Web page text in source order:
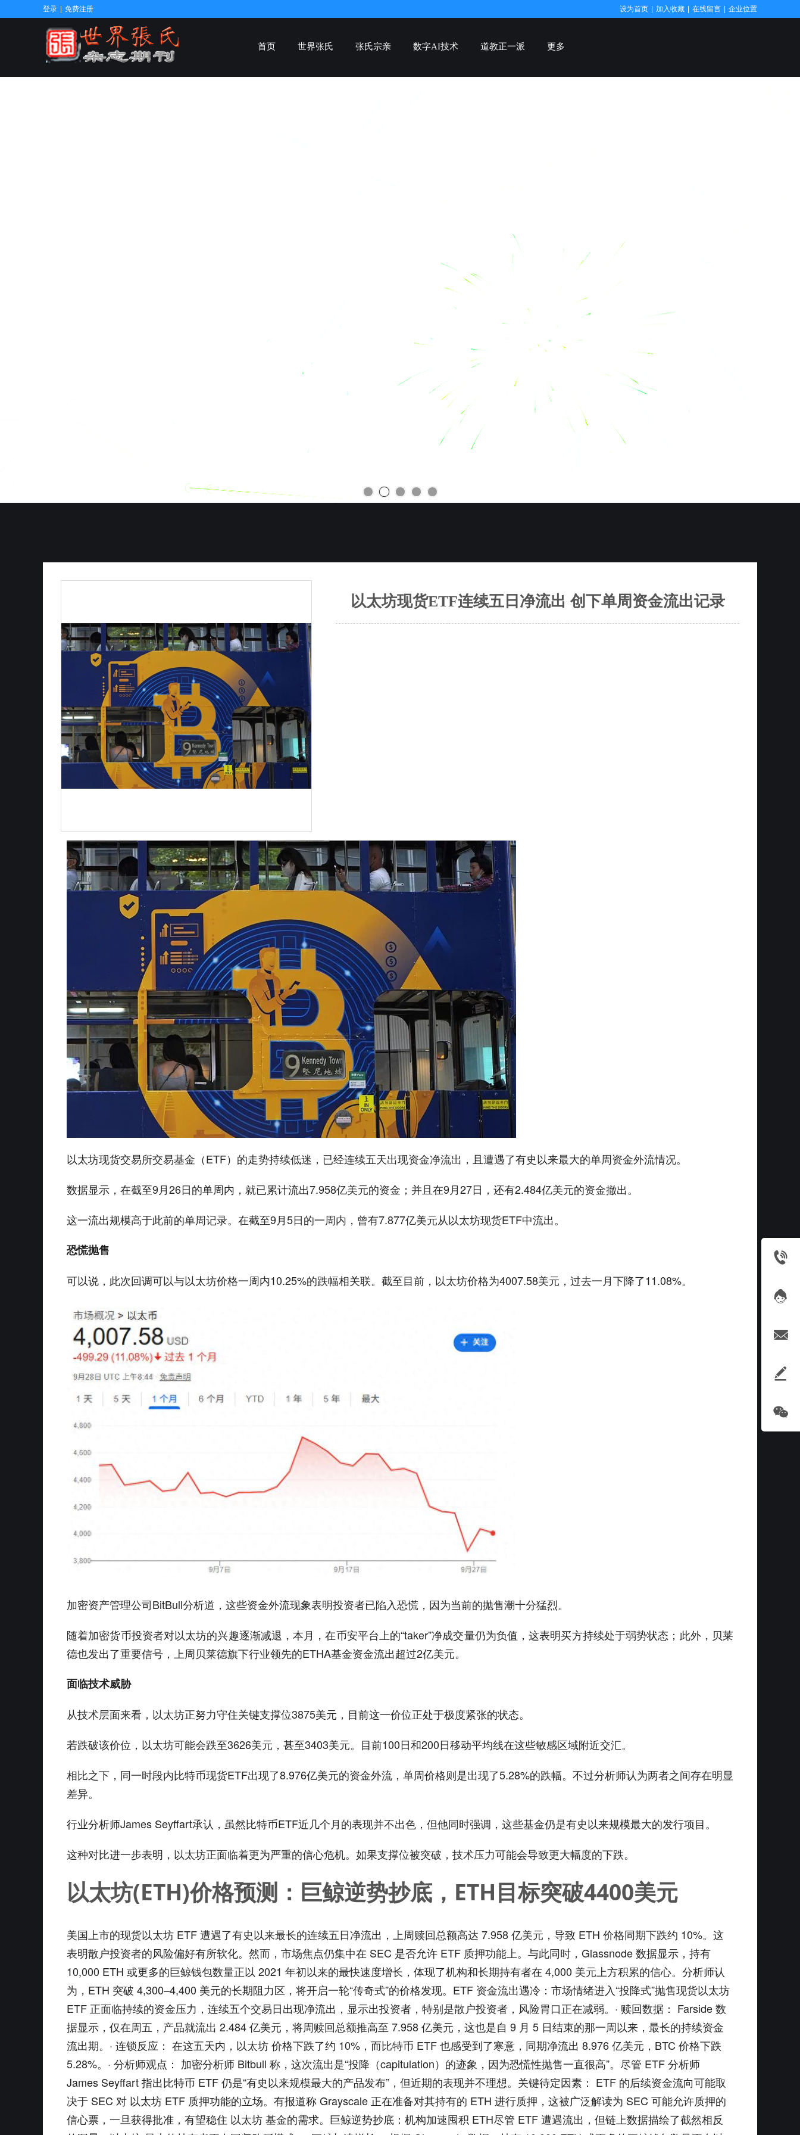
首页 世界张氏 张氏宗亲 数字AI技术 道教正一派 更多
登录 免费注册 设为首页 加入收藏 在线留言 企业位置
以太坊现货ETF连续五日净流出 创下单周资金流出记录
以太坊现货交易所交易基金（ETF）的走势持续低迷，已经连续五天出现资金净流出，且遭遇了有史以来最大的单周资金外流情况。
数据显示，在截至9月26日的单周内，就已累计流出7.958亿美元的资金；并且在9月27日，还有2.484亿美元的资金撤出。
这一流出规模高于此前的单周记录。在截至9月5日的一周内，曾有7.877亿美元从以太坊现货ETF中流出。
恐慌抛售
可以说，此次回调可以与以太坊价格一周内10.25%的跌幅相关联。截至目前，以太坊价格为4007.58美元，过去一月下降了11.08%。
加密资产管理公司BitBull分析道，这些资金外流现象表明投资者已陷入恐慌，因为当前的抛售潮十分猛烈。
随着加密货币投资者对以太坊的兴趣逐渐减退，本月，在币安平台上的“taker”净成交量仍为负值，这表明买方持续处于弱势状态；此外，贝莱
德也发出了重要信号，上周贝莱德旗下行业领先的ETHA基金资金流出超过2亿美元。
面临技术威胁
从技术层面来看，以太坊正努力守住关键支撑位3875美元，目前这一价位正处于极度紧张的状态。
若跌破该价位，以太坊可能会跌至3626美元，甚至3403美元。目前100日和200日移动平均线在这些敏感区域附近交汇。
相比之下，同一时段内比特币现货ETF出现了8.976亿美元的资金外流，单周价格则是出现了5.28%的跌幅。不过分析师认为两者之间存在明显
差异。
行业分析师James Seyffart承认，虽然比特币ETF近几个月的表现并不出色，但他同时强调，这些基金仍是有史以来规模最大的发行项目。
这种对比进一步表明，以太坊正面临着更为严重的信心危机。如果支撑位被突破，技术压力可能会导致更大幅度的下跌。
以太坊(ETH)价格预测：巨鲸逆势抄底，ETH目标突破4400美元
美国上市的现货以太坊 ETF 遭遇了有史以来最长的连续五日净流出，上周赎回总额高达 7.958 亿美元，导致 ETH 价格同期下跌约 10%。这
表明散户投资者的风险偏好有所软化。然而，市场焦点仍集中在 SEC 是否允许 ETF 质押功能上。与此同时，Glassnode 数据显示，持有
10,000 ETH 或更多的巨鲸钱包数量正以 2021 年初以来的最快速度增长，体现了机构和长期持有者在 4,000 美元上方积累的信心。分析师认
为，ETH 突破 4,300–4,400 美元的长期阻力区，将开启一轮“传奇式”的价格发现。ETF 资金流出遇冷：市场情绪进入“投降式”抛售现货以太坊
ETF 正面临持续的资金压力，连续五个交易日出现净流出，显示出投资者，特别是散户投资者，风险胃口正在减弱。· 赎回数据： Farside 数
据显示，仅在周五，产品就流出 2.484 亿美元，将周赎回总额推高至 7.958 亿美元，这也是自 9 月 5 日结束的那一周以来，最长的持续资金
流出期。· 连锁反应： 在这五天内，以太坊 价格下跌了约 10%，而比特币 ETF 也感受到了寒意，同期净流出 8.976 亿美元，BTC 价格下跌
5.28%。· 分析师观点： 加密分析师 Bitbull 称，这次流出是“投降（capitulation）的迹象，因为恐慌性抛售一直很高”。尽管 ETF 分析师
James Seyffart 指出比特币 ETF 仍是“有史以来规模最大的产品发布”，但近期的表现并不理想。关键待定因素： ETF 的后续资金流向可能取
决于 SEC 对 以太坊 ETF 质押功能的立场。有报道称 Grayscale 正在准备对其持有的 ETH 进行质押，这被广泛解读为 SEC 可能允许质押的
信心票，一旦获得批准，有望稳住 以太坊 基金的需求。巨鲸逆势抄底：机构加速囤积 ETH尽管 ETF 遭遇流出，但链上数据描绘了截然相反